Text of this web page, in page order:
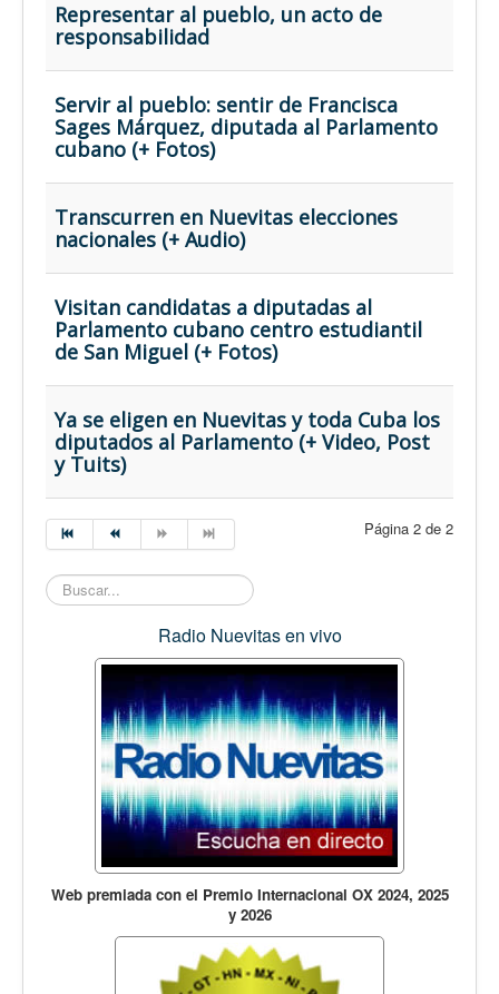
Representar al pueblo, un acto de
responsabilidad
Servir al pueblo: sentir de Francisca
Sages Márquez, diputada al Parlamento
cubano (+ Fotos)
Transcurren en Nuevitas elecciones
nacionales (+ Audio)
Visitan candidatas a diputadas al
Parlamento cubano centro estudiantil
de San Miguel (+ Fotos)
Ya se eligen en Nuevitas y toda Cuba los
diputados al Parlamento (+ Video, Post
y Tuits)
Página 2 de 2
Buscar...
Radio Nuevitas en vivo
Web premiada con el Premio Internacional OX 2024, 2025
y 2026